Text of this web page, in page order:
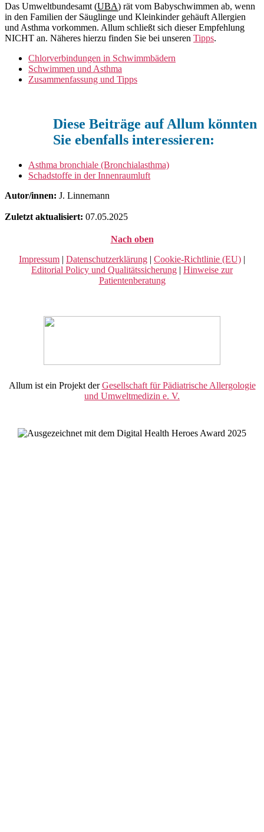
Das Umweltbundesamt (UBA) rät vom Babyschwimmen ab, wenn
in den Familien der Säuglinge und Kleinkinder gehäuft Allergien
und Asthma vorkommen. Allum schließt sich dieser Empfehlung
NICHT an. Näheres hierzu finden Sie bei unseren Tipps.
Chlorverbindungen in Schwimmbädern
Schwimmen und Asthma
Zusammenfassung und Tipps
Diese Beiträge auf Allum könnten
Sie ebenfalls interessieren:
Asthma bronchiale (Bronchialasthma)
Schadstoffe in der Innenraumluft
Autor/innen: J. Linnemann
Zuletzt aktualisiert: 07.05.2025
Nach oben
Impressum | Datenschutzerklärung | Cookie-Richtlinie (EU) |
Editorial Policy und Qualitätssicherung | Hinweise zur
Patientenberatung
Allum ist ein Projekt derGesellschaft für Pädiatrische Allergologie
und Umweltmedizin e. V.